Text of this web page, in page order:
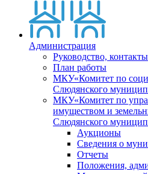
Администрация
Руководство, контакты
План работы
МКУ«Комитет по
Слюдянского
МКУ«Комитет по
имуществом и
Слюдянского
Аукционы
Сведения о
Отчеты
Положения,